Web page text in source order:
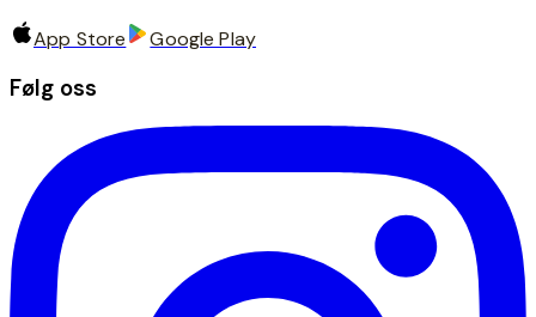
App Store Google Play
Følg oss